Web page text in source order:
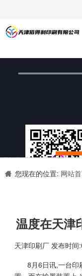
海报印刷
服务项目
新闻动态
关于我们
联系我们
您现在的位置: 网站
温度在天津
天津印刷厂 发布时间
8月6日讯,一台印